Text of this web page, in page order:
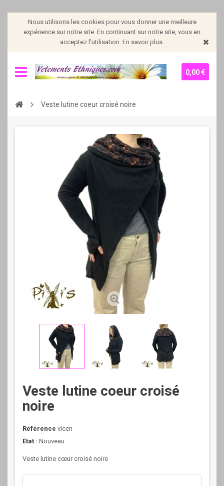
Nous utilisons les cookies pour vous donner une meilleure
expérience sur notre site. En continuant sur notre site, vous en
acceptez l'utilisation. En savoir plus.
0,00 €
Veste lutine coeur croisé noire
Veste lutine coeur croisé
noire
Référence vlccn
État : Nouveau
Veste lutine cœur croisé noire